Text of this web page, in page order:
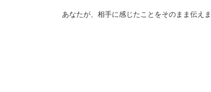
あなたが、相手に感じたことをそのまま伝え